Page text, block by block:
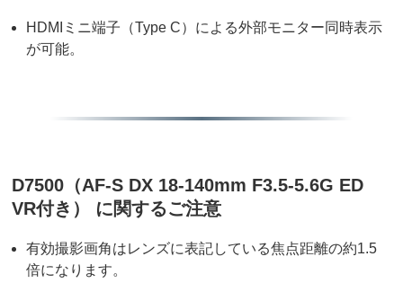
HDMIミニ端子（Type C）による外部モニター同時表示
が可能。
D7500（AF-S DX 18-140mm F3.5-5.6G ED
VR付き） に関するご注意
有効撮影画角はレンズに表記している焦点距離の約1.5
倍になります。